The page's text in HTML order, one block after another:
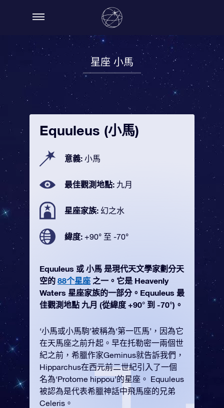
星座 小馬
Equuleus (小馬)
意義: 小馬
最佳觀測地點: 九月
星座家族: 幻之水
緯度: +90° 至 -70°
Equuleus 或 小馬 是現代天文學家劃分天
空的 88个星座 之一。它是 Heavenly
Waters 星座家族的一部分。Equuleus 最
佳觀測地點 九月 (從緯度 +90° 到 -70°)。
‘小馬或小馬駒’被稱為‘第一匹馬’，因為它
在天馬座之前升起。早在托勒密一兩個世
紀之前，希臘作家Geminus就告訴我們，
Hipparchus在西元前二世紀引入了一個
名為‘Protome hippou’的星座。 Equuleus
被認為是代表希臘神話中飛馬座的兄弟
Celeris。